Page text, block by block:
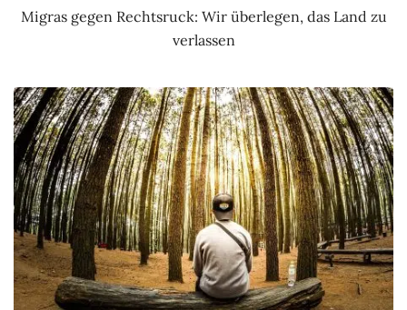
Migras gegen Rechtsruck: Wir überlegen, das Land zu
verlassen